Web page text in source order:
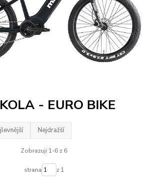
- EURO BIKE
Nejdražší
Zobrazuji 1-6 z 6
strana z 1